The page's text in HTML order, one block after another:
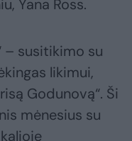
Yana Ross.
– susitikimo su
likimui,
Godunovą“. Ši
mėnesius su